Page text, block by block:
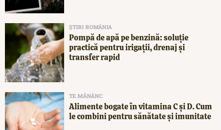
ȘTIRI ROMÂNIA
Pompă de apă pe benzină: soluție
practică pentru irigații, drenaj și
transfer rapid
TE MĂNÂNC
Alimente bogate în vitamina C și D. Cum
le combini pentru sănătate și imunitate